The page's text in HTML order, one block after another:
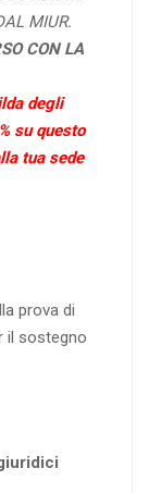
MIUR.
CON LA
degli
su questo
tua sede
prova di
il sostegno